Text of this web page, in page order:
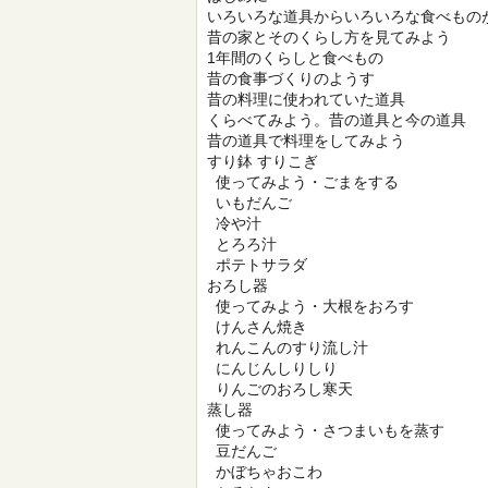
いろいろな道具からいろいろな食べもの
昔の家とそのくらし方を見てみよう
1年間のくらしと食べもの
昔の食事づくりのようす
昔の料理に使われていた道具
くらべてみよう。昔の道具と今の道具
昔の道具で料理をしてみよう
すり鉢 すりこぎ
使ってみよう・ごまをする
いもだんご
冷や汁
とろろ汁
ポテトサラダ
おろし器
使ってみよう・大根をおろす
けんさん焼き
れんこんのすり流し汁
にんじんしりしり
りんごのおろし寒天
蒸し器
使ってみよう・さつまいもを蒸す
豆だんご
かぼちゃおこわ